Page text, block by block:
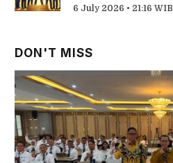
6 July 2026 • 21:16 WIB
DON'T MISS